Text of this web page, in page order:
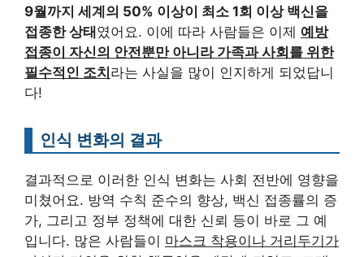
9월까지 세계의 50% 이상이 최소 1회 이상 백신을
접종한 상태였어요. 이에 따라 사람들은 이제 예방
접종이 자신의 안전뿐만 아니라 가족과 사회를 위한
필수적인 조치라는 사실을 많이 인지하게 되었답니
다!
인식 변화의 결과
결과적으로 이러한 인식 변화는 사회 전반에 영향을
미쳤어요. 방역 수칙 준수의 향상, 백신 접종률의 증
가, 그리고 정부 정책에 대한 신뢰 등이 바로 그 예
입니다. 많은 사람들이 마스크 착용이나 거리두기가